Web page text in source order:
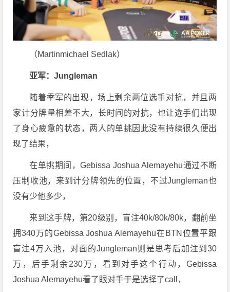
（Martinmichael Sedlak）
亚军：Jungleman
随着季军的出现，场上剩余两位选手对抗，并且两
家计分牌量相差不大，长时间的对抗，也让选手们出现
了身心疲惫的状态，两人的单挑因此没有持续很久便出
现了结果，
在单挑期间，Gebissa Joshua Alemayehu通过不断
压制收池，来到计分牌领先的位置，不过Jungleman也
没有少他多少，
来到这手牌，第20级别，盲注40k/80k/80k，翻前坐
拥340万的Gebissa Joshua Alemayehu在BTN位置平跟
盲注4万入池，对面的Jungleman则是思考后加注到30
万，后手剩余230万，看到对手这个行动，Gebissa
Joshua Alemayehu看了眼对手于是选择了call，